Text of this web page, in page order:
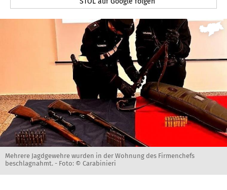
Mehrere Jagdgewehre wurden in der Wohnung des Firmenchefs
beschlagnahmt. - Foto: © Carabinieri